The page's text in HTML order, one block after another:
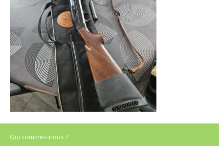
Qui sommes-nous ?